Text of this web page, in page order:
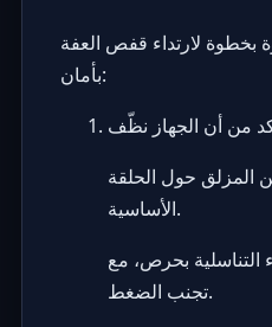
بخطوة لارتداء قفص العفة
بأمان:
حول الحلقة
الأساسية.
التناسلية بحرص، مع
تجنب الضغط.